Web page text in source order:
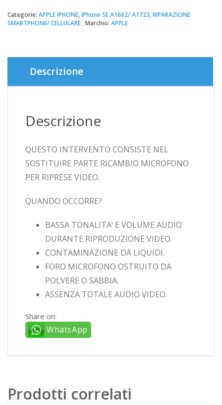
iPhone
SE
Categorie: APPLE iPHONE,iPhone SE A1662/ A1723,RIPARAZIONE
SMARTPHONE/ CELLULARE Marchio: APPLE
Descrizione
Descrizione
QUESTO INTERVENTO CONSISTE NEL
SOSTITUIRE PARTE RICAMBIO MICROFONO
PER RIPRESE VIDEO.
QUANDO OCCORRE?
BASSA TONALITA’ E VOLUME AUDIO
DURANTE RIPRODUZIONE VIDEO.
CONTAMINAZIONE DA LIQUIDI.
FORO MICROFONO OSTRUITO DA
POLVERE O SABBIA.
ASSENZA TOTALE AUDIO VIDEO.
Share on:
WhatsApp
Prodotti correlati